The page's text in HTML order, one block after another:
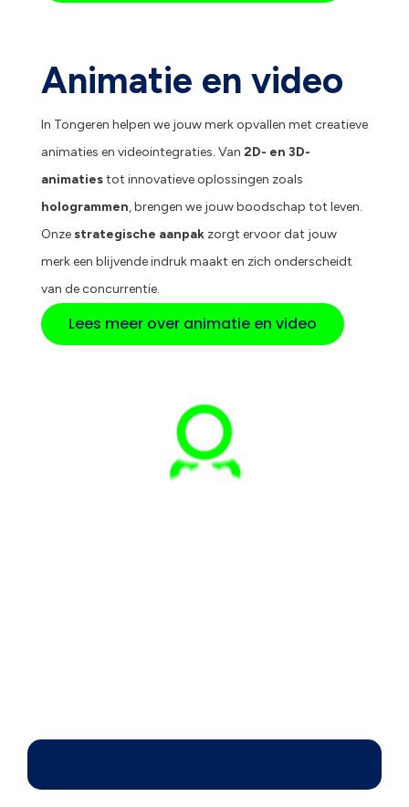
Animatie en video
In Tongeren helpen we jouw merk opvallen met creatieve
animaties en videointegraties. Van 2D- en 3D-
animatiestot innovatieve oplossingen zoals
hologrammen, brengen we jouw boodschap tot leven.
Onzestrategische aanpakzorgt ervoor dat jouw
merk een blijvende indruk maakt en zich onderscheidt
van de concurrentie.
Lees meer over animatie en video